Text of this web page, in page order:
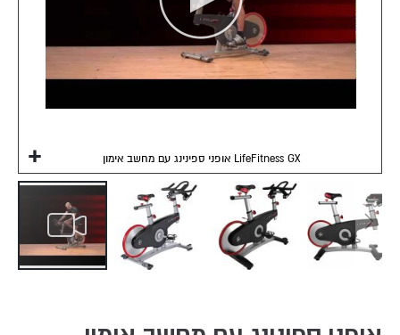
אופני ספינינג עם מחשב אימון LifeFitness GX